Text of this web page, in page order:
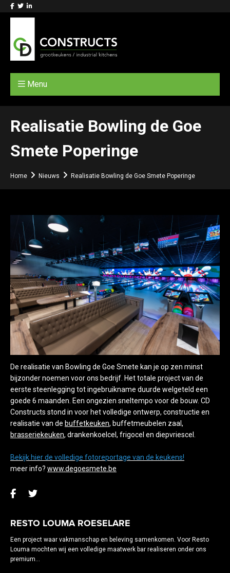
Menu
Realisatie Bowling de Goe
Smete Poperinge
Home Nieuws Realisatie Bowling de Goe Smete Poperinge
De realisatie van Bowling de Goe Smete kan je op zen minst
bijzonder noemen voor ons bedrijf. Het totale project van de
eerste steenlegging tot ingebruikname duurde welgeteld een
goede 6 maanden. Een ongezien sneltempo voor de bouw. CD
Constructs stond in voor het volledige ontwerp, constructie en
realisatie van de buffetkeuken, buffetmeubelen zaal,
brasseriekeuken, drankenkoelcel, frigocel en diepvriescel.
Bekijk hier de volledige fotoreportage van de keukens!
meer info? www.degoesmete.be
RESTO LOUMA ROESELARE
Een project waar vakmanschap en beleving samenkomen. Voor Resto
Louma mochten wij een volledige maatwerk bar realiseren onder ons
premium...